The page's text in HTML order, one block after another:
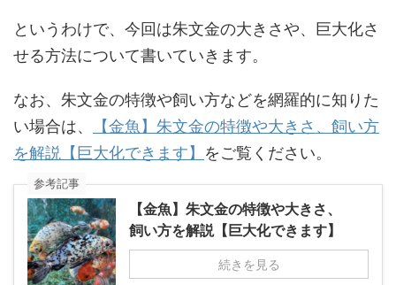
というわけで、今回は朱文金の大きさや、巨大化さ
せる方法について書いていきます。
なお、朱文金の特徴や飼い方などを網羅的に知りた
い場合は、
【金魚】朱文金の特徴や大きさ、飼い方
を解説【巨大化できます】 をご覧ください。
参考記事
【金魚】朱文金の特徴や大きさ、
飼い方を解説【巨大化できます】
続きを見る